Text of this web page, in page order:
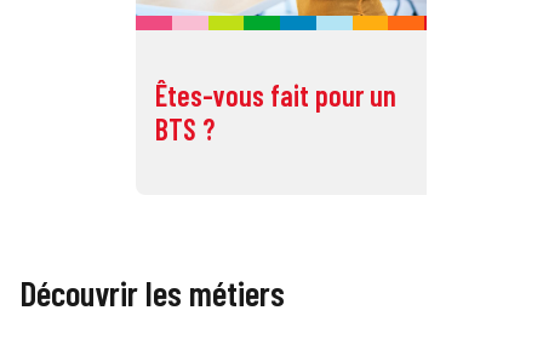
Êtes-vous fait pour un
BTS ?
Découvrir les métiers